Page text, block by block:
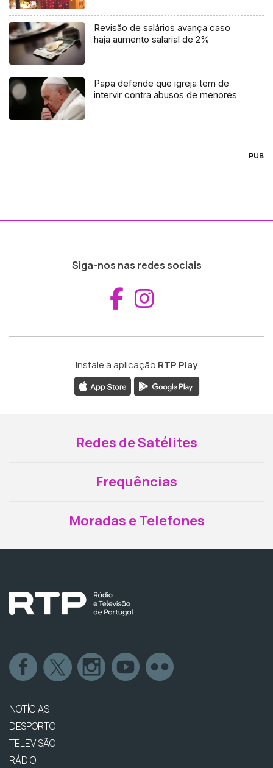
Revisão de salários avança caso
haja aumento salarial de 2%
Papa defende que igreja tem de
intervir contra abusos de menores
PUB
Siga-nos nas redes sociais
Aceder ao
Instale a aplicação RTP Play
Redes de Satélites
Frequências
Moradas e Telefones
NOTÍCIAS
DESPORTO
TELEVISÃO
RÁDIO